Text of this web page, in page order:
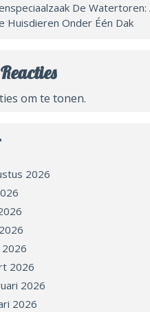
De Watertoren:
Huisdieren Onder Één Dak
om te tonen.
2026
2026
2026
2026
2026